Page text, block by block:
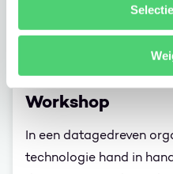
Smart Data
Workshop
In een datagedreven
technologie hand in